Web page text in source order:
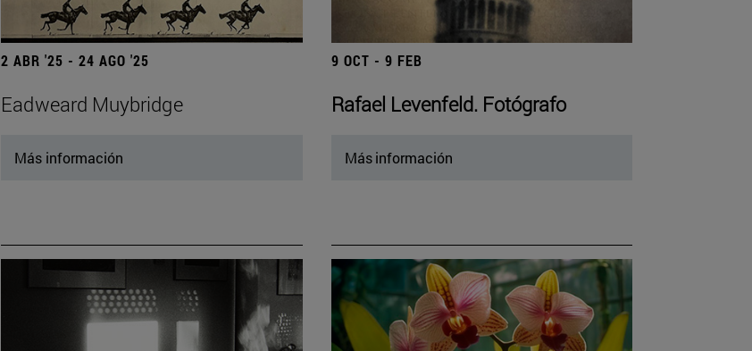
2 ABR '25 - 24 AGO '25
Eadweard Muybridge
Más información
9 OCT - 9 FEB
Rafael Levenfeld. Fotógrafo
Más información